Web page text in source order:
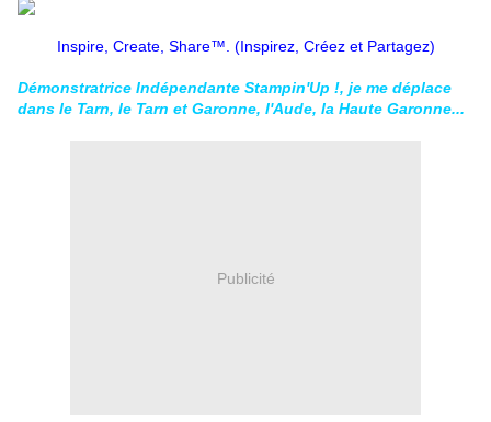
Inspire, Create, Share™. (Inspirez, Créez et Partagez)
Démonstratrice Indépendante Stampin'Up !, je me déplace
dans le Tarn, le Tarn et Garonne, l'Aude, la Haute Garonne...
Publicité